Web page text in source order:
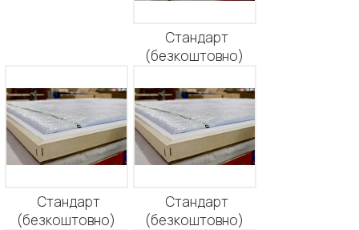
Стандарт
(безкоштовно)
Стандарт
(безкоштовно)
Стандарт
(безкоштовно)